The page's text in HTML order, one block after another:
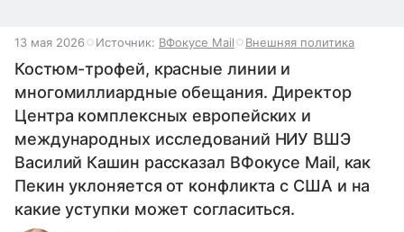
13 мая 2026 Источник: ВФокусе Mail Внешняя политика
Костюм-трофей, красные линии и
многомиллиардные обещания. Директор
Центра комплексных европейских и
международных исследований НИУ ВШЭ
Василий Кашин рассказал ВФокусе Mail, как
Пекин уклоняется от конфликта с США и на
какие уступки может согласиться.